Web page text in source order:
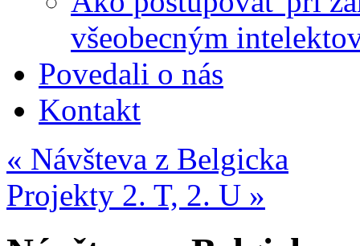
všeobecným
Povedali o nás
Kontakt
« Návšteva z Belgicka
Projekty 2. T, 2. U »